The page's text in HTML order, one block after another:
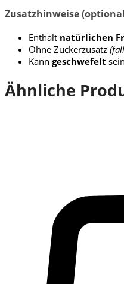
Zusatzhinweise
Enthält natürlichen
Ohne Zuckerzusatz
Kann geschwefelt sein
Ähnliche